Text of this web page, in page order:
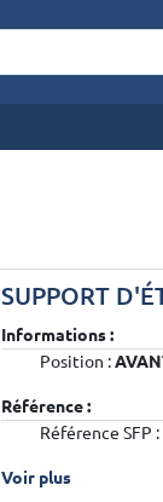
SUPPORT
Informations :
Position :
Référence :
Référence SFP :
Voir plus